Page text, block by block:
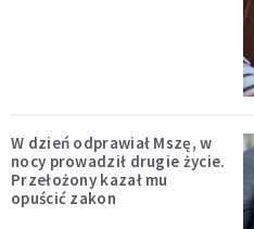
W dzień odprawiał Mszę, w
nocy prowadził drugie życie.
Przełożony kazał mu
opuścić zakon